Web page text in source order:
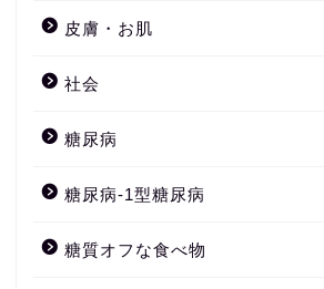
皮膚・お肌
社会
糖尿病
糖尿病-1型糖尿病
糖質オフな食べ物